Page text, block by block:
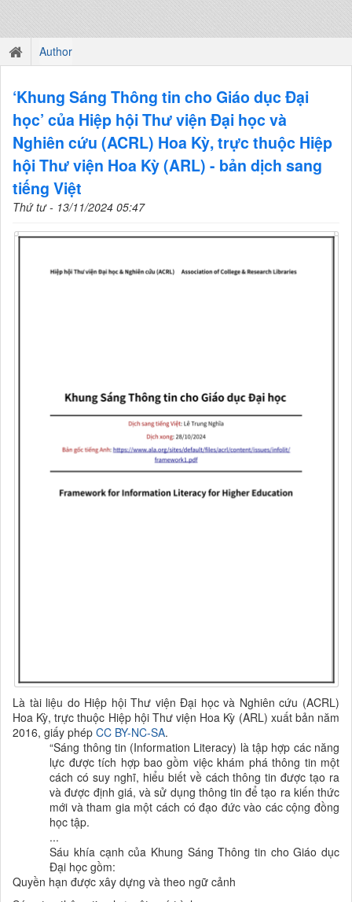
Author
‘Khung Sáng Thông tin cho Giáo dục Đại
học’ của Hiệp hội Thư viện Đại học và
Nghiên cứu (ACRL) Hoa Kỳ, trực thuộc Hiệp
hội Thư viện Hoa Kỳ (ARL) - bản dịch sang
tiếng Việt
Thứ tư - 13/11/2024 05:47
Là tài liệu do Hiệp hội Thư viện Đại học và Nghiên cứu (ACRL)
Hoa Kỳ, trực thuộc Hiệp hội Thư viện Hoa Kỳ (ARL) xuất bản năm
2016, giấy phép CC BY-NC-SA.
“Sáng thông tin (Information Literacy) là tập hợp các năng
lực được tích hợp bao gồm việc khám phá thông tin một
cách có suy nghĩ, hiểu biết về cách thông tin được tạo ra
và được định giá, và sử dụng thông tin để tạo ra kiến thức
mới và tham gia một cách có đạo đức vào các cộng đồng
học tập.
...
Sáu khía cạnh của Khung Sáng Thông tin cho Giáo dục
Đại học gồm:
Quyền hạn được xây dựng và theo ngữ cảnh